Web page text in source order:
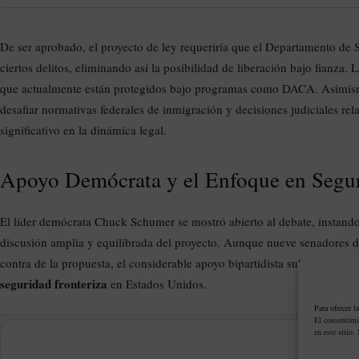
Para ofrecer
El
en este sitio.
De ser aprobado, el proyecto de ley requeriría que el Departamento
ciertos delitos, eliminando así la posibilidad de liberación bajo fianza.
que actualmente están protegidos bajo programas como DACA.
desafiar normativas federales de inmigración y decisiones judiciales
significativo en la dinámica legal.
Apoyo Demócrata y el Enfoque en
El líder demócrata Chuck Schumer se mostró abierto al debate,
discusión amplia y equilibrada del proyecto. Aunque nueve senadores
contra de la propuesta, el considerable apoyo bipartidista subraya la
seguridad fronteriza en Estados Unidos.